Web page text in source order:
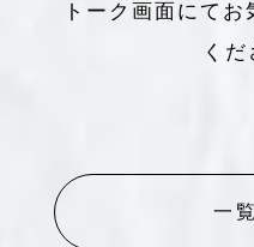
トーク画面にて
くだ
一